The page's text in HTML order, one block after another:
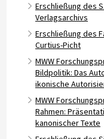
Erschließung des
Verlagsarchivs
Erschließung des
Curtius-Picht
MWW
Bildpolitik: Das
ikonische
MWW
Rahmen:
kanonischer Texte